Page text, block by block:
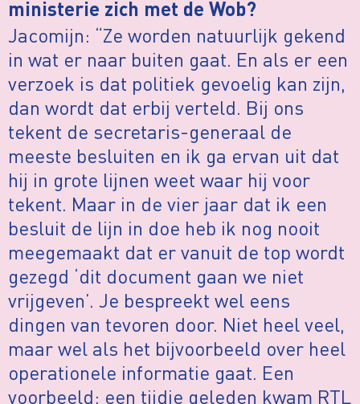
ministerie zich met de Wob?
Jacomijn: “Ze worden natuurlijk gekend
in wat er naar buiten gaat. En als er een
verzoek is dat politiek gevoelig kan zijn,
dan wordt dat erbij verteld. Bij ons
tekent de secretaris-generaal de
meeste besluiten en ik ga ervan uit dat
hij in grote lijnen weet waar hij voor
tekent. Maar in de vier jaar dat ik een
besluit de lijn in doe heb ik nog nooit
meegemaakt dat er vanuit de top wordt
gezegd ‘dit document gaan we niet
vrijgeven’. Je bespreekt wel eens
dingen van tevoren door. Niet heel veel,
maar wel als het bijvoorbeeld over heel
operationele informatie gaat. Een
voorbeeld: een tijdje geleden kwam RTL